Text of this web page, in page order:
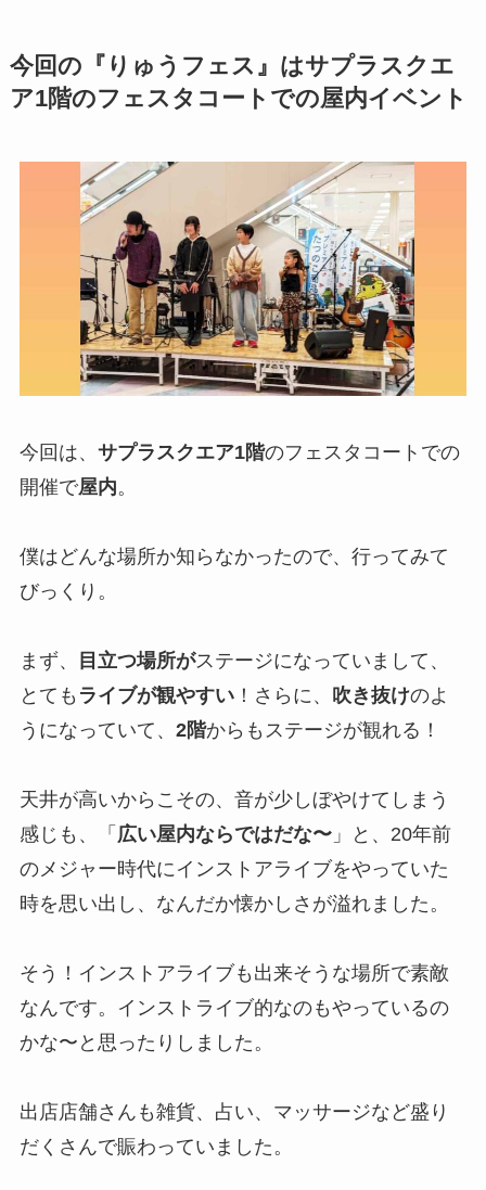
今回の『りゅうフェス』はサプラスクエ
ア1階のフェスタコートでの屋内イベント
今回は、 サプラスクエア1階のフェスタコートでの
開催で屋内。
僕はどんな場所か知らなかったので、行ってみて
びっくり。
まず、 目立つ場所がステージになっていまして、
とても ライブが観やすい！さらに、 吹き抜けのよ
うになっていて、 2階からもステージが観れる！
天井が高いからこその、音が少しぼやけてしまう
感じも、「 広い屋内ならではだな〜」と、20年前
のメジャー時代にインストアライブをやっていた
時を思い出し、なんだか懐かしさが溢れました。
そう！インストアライブも出来そうな場所で素敵
なんです。インストライブ的なのもやっているの
かな〜と思ったりしました。
出店店舗さんも雑貨、占い、マッサージなど盛り
だくさんで賑わっていました。